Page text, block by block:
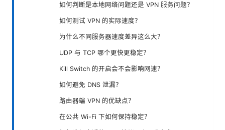
如何判断是本地网络问题还是 VPN 服务问题？
如何测试 VPN 的实际速度？
为什么不同服务器速度差异这么大？
UDP 与 TCP 哪个更快更稳定？
Kill Switch 的开启会不会影响网速？
如何避免 DNS 泄漏？
路由器端 VPN 的优缺点？
在公共 Wi-Fi 下如何保持稳定？